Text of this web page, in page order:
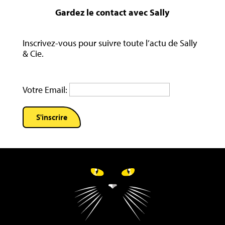
Gardez le contact avec Sally
Inscrivez-vous pour suivre toute l’actu de Sally
& Cie.
Votre Email: